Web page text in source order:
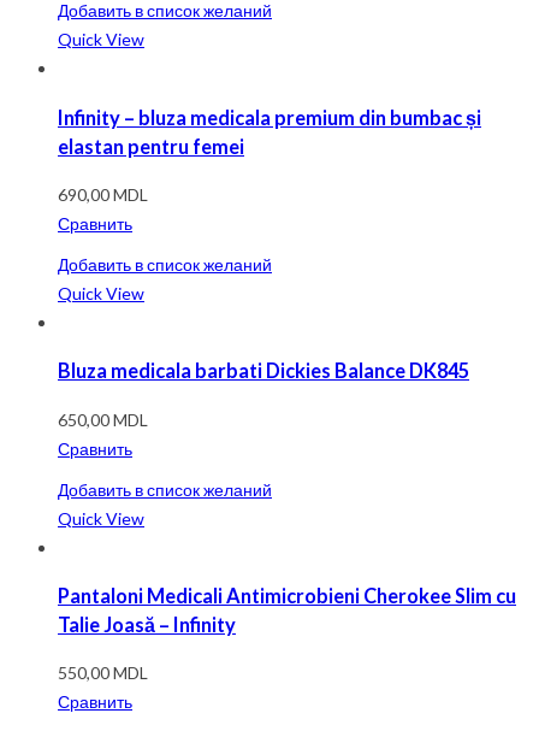
Добавить в список желаний
Quick View
Infinity – bluza medicala premium din bumbac și
elastan pentru femei
690,00MDL
Сравнить
Добавить в список желаний
Quick View
Bluza medicala barbati Dickies Balance DK845
650,00MDL
Сравнить
Добавить в список желаний
Quick View
Pantaloni Medicali Antimicrobieni Cherokee Slim cu
Talie Joasă – Infinity
550,00MDL
Сравнить